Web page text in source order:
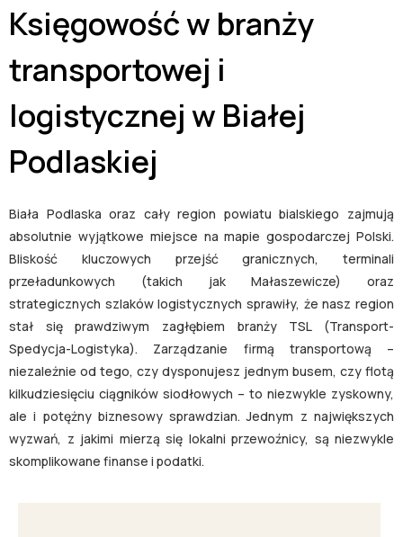
Księgowość w branży
transportowej i
logistycznej w Białej
Podlaskiej
Biała Podlaska oraz cały region powiatu bialskiego zajmują
absolutnie wyjątkowe miejsce na mapie gospodarczej Polski.
Bliskość kluczowych przejść granicznych, terminali
przeładunkowych (takich jak Małaszewicze) oraz
strategicznych szlaków logistycznych sprawiły, że nasz region
stał się prawdziwym zagłębiem branży TSL (Transport-
Spedycja-Logistyka). Zarządzanie firmą transportową –
niezależnie od tego, czy dysponujesz jednym busem, czy flotą
kilkudziesięciu ciągników siodłowych – to niezwykle zyskowny,
ale i potężny biznesowy sprawdzian. Jednym z największych
wyzwań, z jakimi mierzą się lokalni przewoźnicy, są niezwykle
skomplikowane finanse i podatki.